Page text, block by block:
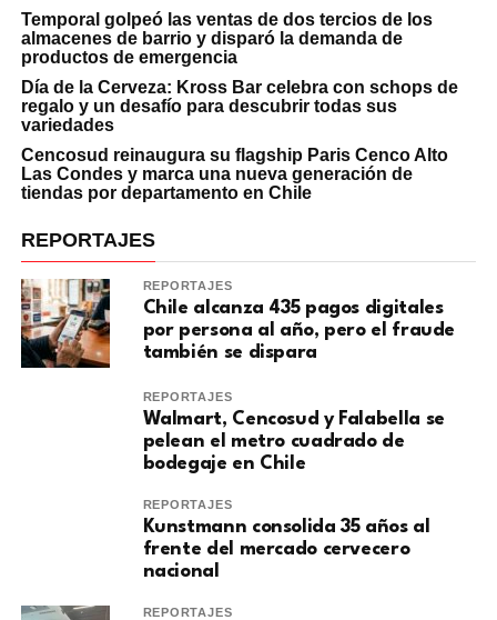
Temporal golpeó las ventas de dos tercios de los
almacenes de barrio y disparó la demanda de
productos de emergencia
Día de la Cerveza: Kross Bar celebra con schops de
regalo y un desafío para descubrir todas sus
variedades
Cencosud reinaugura su flagship Paris Cenco Alto
Las Condes y marca una nueva generación de
tiendas por departamento en Chile
REPORTAJES
REPORTAJES
Chile alcanza 435 pagos digitales
por persona al año, pero el fraude
también se dispara
REPORTAJES
Walmart, Cencosud y Falabella se
pelean el metro cuadrado de
bodegaje en Chile
REPORTAJES
Kunstmann consolida 35 años al
frente del mercado cervecero
nacional
REPORTAJES